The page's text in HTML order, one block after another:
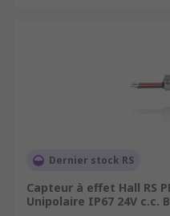
Dernier stock RS
Capteur à effet Hall RS
Unipolaire IP67 24V c.c.